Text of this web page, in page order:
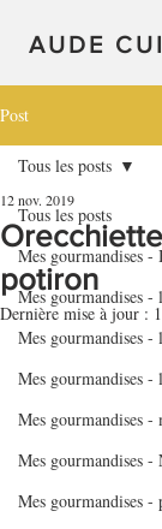
AUDE
Post
Tous les posts
Mes gourmandises -
Mes gourmandises -
Mes gourmandises -
Mes gourmandises -
Mes gourmandises
Mes gourmandises -
Mes gourmandises -
Tous les posts
potiron
12 nov. 2019
Dernière mise à jour :